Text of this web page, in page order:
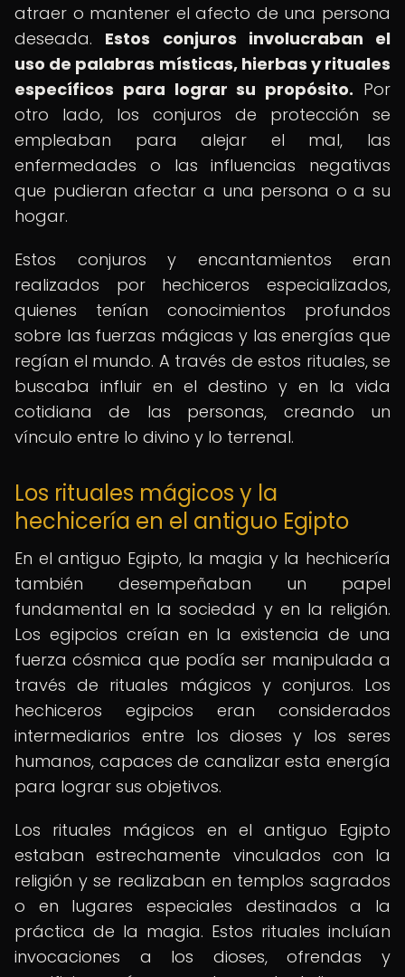
atraer o mantener el afecto de una persona
deseada. Estos conjuros involucraban el
uso de palabras místicas, hierbas y rituales
específicos para lograr su propósito. Por
otro lado, los conjuros de protección se
empleaban para alejar el mal, las
enfermedades o las influencias negativas
que pudieran afectar a una persona o a su
hogar.
Estos conjuros y encantamientos eran
realizados por hechiceros especializados,
quienes tenían conocimientos profundos
sobre las fuerzas mágicas y las energías que
regían el mundo. A través de estos rituales, se
buscaba influir en el destino y en la vida
cotidiana de las personas, creando un
vínculo entre lo divino y lo terrenal.
Los rituales mágicos y la
hechicería en el antiguo Egipto
En el antiguo Egipto, la magia y la hechicería
también desempeñaban un papel
fundamental en la sociedad y en la religión.
Los egipcios creían en la existencia de una
fuerza cósmica que podía ser manipulada a
través de rituales mágicos y conjuros. Los
hechiceros egipcios eran considerados
intermediarios entre los dioses y los seres
humanos, capaces de canalizar esta energía
para lograr sus objetivos.
Los rituales mágicos en el antiguo Egipto
estaban estrechamente vinculados con la
religión y se realizaban en templos sagrados
o en lugares especiales destinados a la
práctica de la magia. Estos rituales incluían
invocaciones a los dioses, ofrendas y